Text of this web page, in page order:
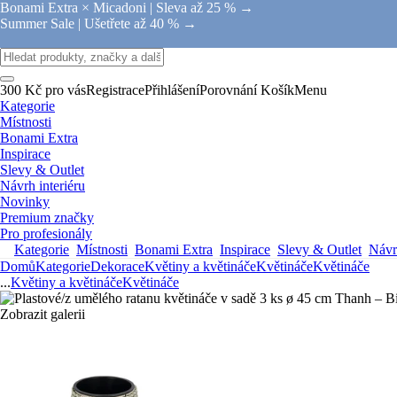
Bonami Extra × Micadoni | Sleva až 25 % →
Summer Sale | Ušetřete až 40 % →
300 Kč pro vásRegistracePřihlášeníPorovnání KošíkMenu
Kategorie
Místnosti
Bonami Extra
Inspirace
Slevy & Outlet
Návrh interiéru
Novinky
Premium značky
Pro profesionály
Kategorie Místnosti Bonami Extra Inspirace Slevy & Outlet
DomůKategorieDekoraceKvětiny a květináčeKvětináčeKvětináče
...Květiny a květináčeKvětináče
Zobrazit galerii